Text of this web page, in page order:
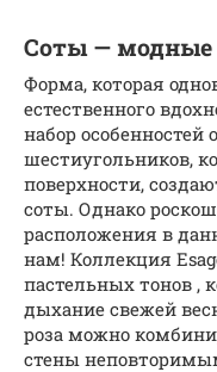
Соты — модные
Форма, которая
естественного
набор
шестиугольников,
поверхности,
соты. Однако
расположения в
нам! Коллекция
пастельных тонов ,
дыхание свежей
роза можно
стены